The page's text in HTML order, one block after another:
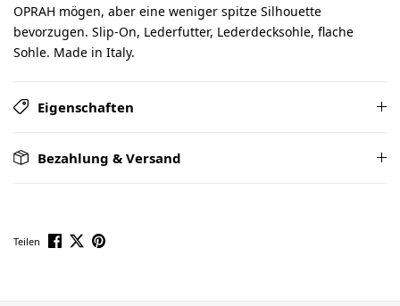
OPRAH mögen, aber eine weniger spitze Silhouette
bevorzugen. Slip-On, Lederfutter, Lederdecksohle, flache
Sohle. Made in Italy.
Eigenschaften
Bezahlung & Versand
Teilen